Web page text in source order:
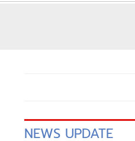
NEWS UPDATE